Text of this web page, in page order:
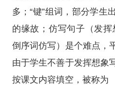
多；“键”组词，部分学生
的缘故；仿写句子（发
倒序词仿写）是个难点，
由于学生不善于发挥想象
按课文内容填空，被称为